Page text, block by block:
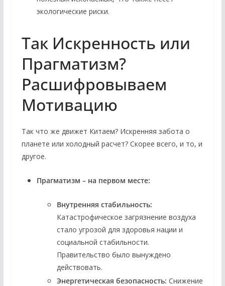
экологические риски.
Так Искренность или
Прагматизм?
Расшифровываем
Мотивацию
Так что же движет Китаем? Искренняя забота о
планете или холодный расчет? Скорее всего, и то, и
другое.
Прагматизм – на первом месте:
Внутренняя стабильность:
Катастрофическое загрязнение воздуха
стало угрозой для здоровья нации и
социальной стабильности.
Правительство было вынуждено
действовать.
Энергетическая безопасность: Снижение